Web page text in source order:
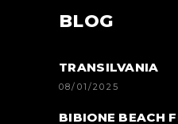
BLOG
TRANSILVANIA
08/01/2025
BIBIONE BEACH